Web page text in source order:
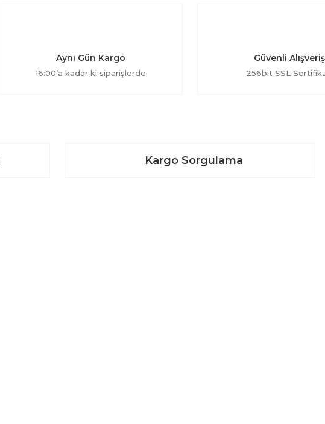
Aynı Gün Kargo
16:00’a kadar ki siparişlerde
Güvenli Alışveriş
256bit SSL
Kargo Sorgulama